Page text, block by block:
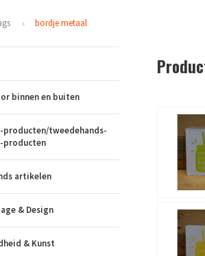
bordje metaal
binnen en buiten
tweedehands-
producten
artikelen
& Design
& Kunst